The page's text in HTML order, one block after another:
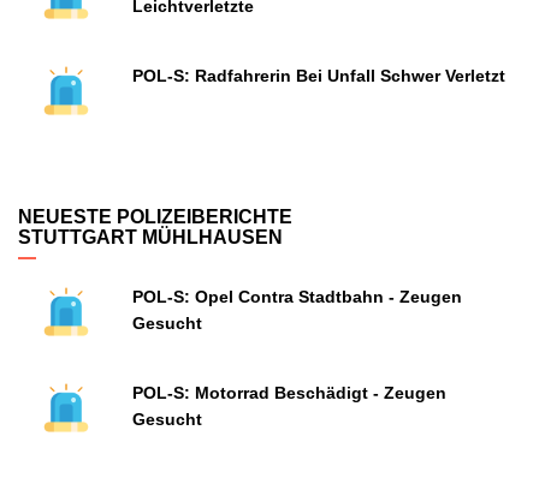
Leichtverletzte
POL-S: Radfahrerin Bei Unfall Schwer Verletzt
NEUESTE POLIZEIBERICHTE
STUTTGART MÜHLHAUSEN
POL-S: Opel Contra Stadtbahn - Zeugen
Gesucht
POL-S: Motorrad Beschädigt - Zeugen
Gesucht